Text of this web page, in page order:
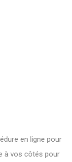
en ligne pour
à vos côtés pour